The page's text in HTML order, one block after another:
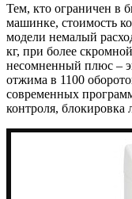
Тем, кто ограничен в
машинке, стоимость
модели немалый
кг, при более
несомненный плюс –
отжима в 1100
современных
контроля, блокировка